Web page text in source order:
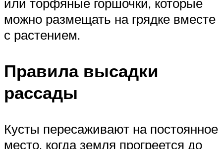
можно размещать на грядке вместе
с растением.
Правила высадки
рассады
Кусты пересаживают на постоянное
место, когда земля прогреется до